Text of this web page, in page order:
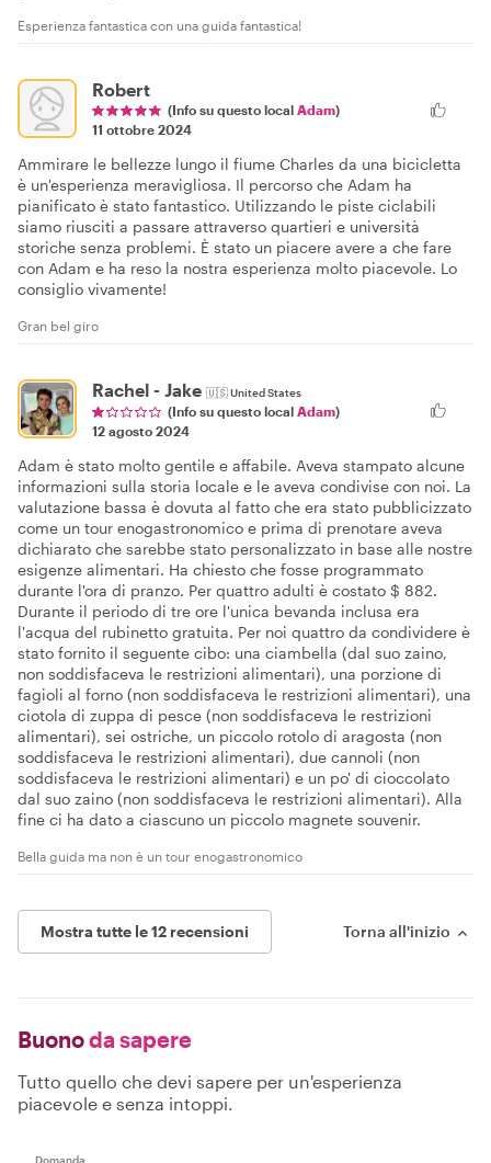
Esperienza fantastica con una guida fantastica!
Robert
(Info su questo local Adam)
11 ottobre 2024
Ammirare le bellezze lungo il fiume Charles da una bicicletta
è un'esperienza meravigliosa. Il percorso che Adam ha
pianificato è stato fantastico. Utilizzando le piste ciclabili
siamo riusciti a passare attraverso quartieri e università
storiche senza problemi. È stato un piacere avere a che fare
con Adam e ha reso la nostra esperienza molto piacevole. Lo
consiglio vivamente!
Gran bel giro
Rachel - Jake 🇺🇸United States
(Info su questo local Adam)
12 agosto 2024
Adam è stato molto gentile e affabile. Aveva stampato alcune
informazioni sulla storia locale e le aveva condivise con noi. La
valutazione bassa è dovuta al fatto che era stato pubblicizzato
come un tour enogastronomico e prima di prenotare aveva
dichiarato che sarebbe stato personalizzato in base alle nostre
esigenze alimentari. Ha chiesto che fosse programmato
durante l'ora di pranzo. Per quattro adulti è costato $ 882.
Durante il periodo di tre ore l'unica bevanda inclusa era
l'acqua del rubinetto gratuita. Per noi quattro da condividere è
stato fornito il seguente cibo: una ciambella (dal suo zaino,
non soddisfaceva le restrizioni alimentari), una porzione di
fagioli al forno (non soddisfaceva le restrizioni alimentari), una
ciotola di zuppa di pesce (non soddisfaceva le restrizioni
alimentari), sei ostriche, un piccolo rotolo di aragosta (non
soddisfaceva le restrizioni alimentari), due cannoli (non
soddisfaceva le restrizioni alimentari) e un po' di cioccolato
dal suo zaino (non soddisfaceva le restrizioni alimentari). Alla
fine ci ha dato a ciascuno un piccolo magnete souvenir.
Bella guida ma non è un tour enogastronomico
Mostra tutte le 12 recensioni Torna all'inizio
Buonoda sapere
Tutto quello che devi sapere per un'esperienza
piacevole e senza intoppi.
Domanda